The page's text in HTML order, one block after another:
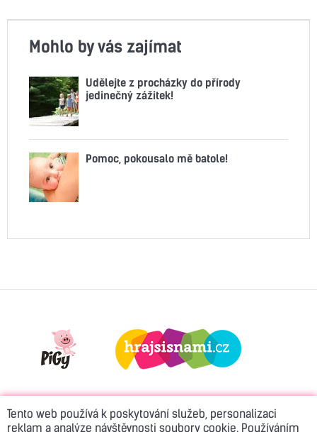
Tento web používá k poskytování služeb, personalizaci
reklam a analýze návštěvnosti soubory cookie. Používáním
Mohlo by vás zajímat
Udělejte z procházky do přírody
jedinečný zážitek!
Pomoc, pokousalo mě batole!